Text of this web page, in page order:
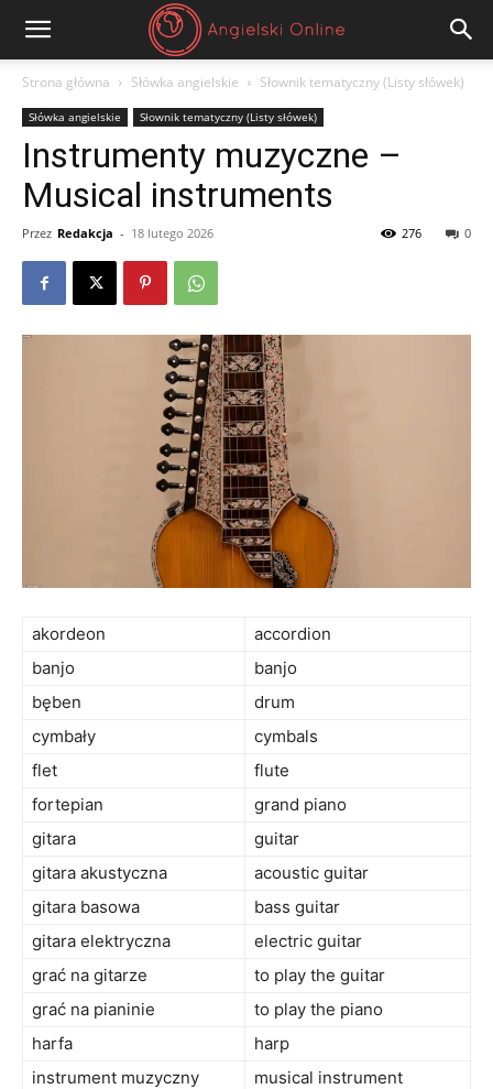
Angielski
Online
Strona główna Słówka angielskie Słownik tematyczny (Listy słówek)
Słówka angielskie Słownik tematyczny (Listy słówek)
Instrumenty muzyczne –
Musical instruments
Przez Redakcja - 18 lutego 2026 0
276
akordeon
accordion
banjo
banjo
bęben
drum
cymbały
cymbals
flet
flute
fortepian
grand piano
gitara
guitar
gitara akustyczna
acoustic guitar
gitara basowa
bass guitar
gitara elektryczna
electric guitar
grać na gitarze
to play the guitar
grać na pianinie
to play the piano
harfa
harp
instrument muzyczny
musical instrument